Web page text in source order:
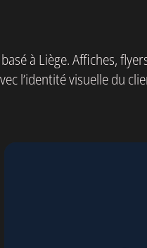
à Liège. Affiches,
l’identité visuelle du